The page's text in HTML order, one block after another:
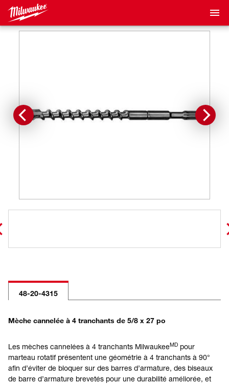
48-20-4315
Mèche cannelée à 4 tranchants de 5/8 x 27 po
Les mèches cannelées à 4 tranchants MilwaukeeMD pour
marteau rotatif présentent une géométrie à 4 tranchants à 90°
afin d’éviter de bloquer sur des barres d’armature, des biseaux
de barre d’armature brevetés pour une durabilité améliorée, et